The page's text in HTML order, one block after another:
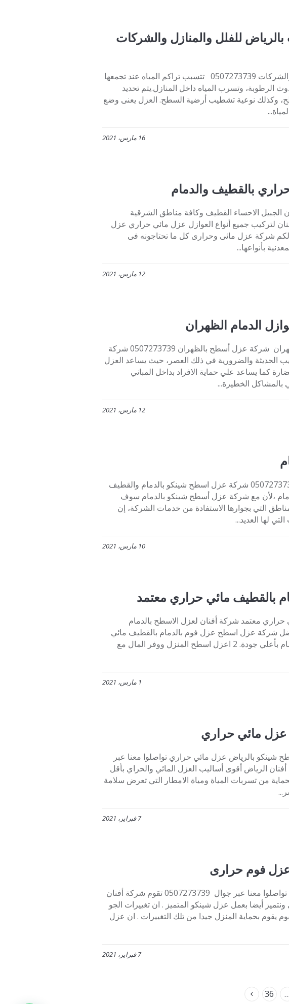
للفلل والمنازل والشركات
أفضل شركة عزل أسطح بالرياض للفلل والمنازل والشركات 0507273739 تتسبب تراكم المياه عند تجمعها
وتسرب المياه داخل المنازل.يتم تحديد
وكذلك نوعية تشطيب أرضية السطح. العزل يعنى وضع
16 مارس، 2021
بالقطيف والدمام
الاحساء القطيف وكافة مناطق الشرقية
أفنان لتركيب جميع أنواع العوازل عزل مائي حراري عزل
شركة عزل مائى وحرارى كل ما تحتاجونه فى
بأنواعها...
12 مارس، 2021
الدمام الظهران
شركة ترميم وبناء ملاحق تركيب عوازل الدمام الظهران شركة عزل أسطح بالظهران 0507273739 شركة
الحديثة والضرورية في ذلك العصر، حيث يساعد العزل
كما يساعد علي حماية الافراد بداخل المباني
بالمشاكل الخطيرة...
12 مارس، 2021
لأن شركة افنان لعزل الأسطح بالدمام والقطيف 0507273739 شركة عزل اسطح شينكو بالدمام والقطيف
بالدمام ،لأن مع شركة عزل أسطح شينكو بالدمام سوف
التي بجوارها الاستفادة من خدمات الشركة، إن
لها العديد...
10 مارس، 2021
بالقطيف مائي حراري معتمد
معتمد شركة أفنان لعزل الاسطح بالدمام
تواصلوا معنا عبر جوال 0507273739 أفضل شركة عزل اسطح عزل فوم بالدمام بالقطيف مائي
حراري معتمد 1 أفضل اسعار شركة عزل فوم بالدمام بأعلي جودة. 2 اعزل اسطح المنزل ووفر المال مع
1 مارس، 2021
مائي حراري
بالرياض عزل مائي حراري تواصلوا معنا عبر
لك شركة أفنان الرياض أقوى أساليب العزل المائي والحراي بأقل
من تسربات المياة ومياة الامطار التي تعرض سلامة
7 فبراير، 2021
فوم حرارى
شركة عزل اسطح شينكو بالدمام عزل فوم حرارى تواصلوا معنا عبر جوال 0507273739 تقوم شركة أفنان
أيضا بعمل عزل شينكو المتميز . ان تغييرات الجو
يقوم بحماية المنزل جيدا من تلك التغييرات . ان عزل
7 فبراير، 2021
…
36